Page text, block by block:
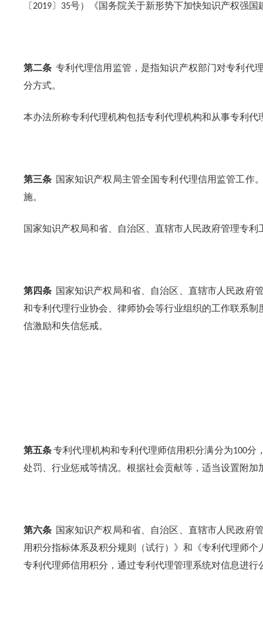
〔2019〕 35号）《国务院关于新形势下加快知识产权强国
第二条 专利代理信用监管，是指知识产权部门对专利代
分方式。
本办法所称专利代理机构包括专利代理机构和从事专利代
第三条 国家知识产权局主管全国专利代理信用监管工作
施。
国家知识产权局和省、自治区、直辖市人民政府管理专
第四条 国家知识产权局和省、自治区、直辖市人民政府
和专利代理行业协会、律师协会等行业组织的工作联系
信激励和失信惩戒。
第五条专利代理机构和专利代理师信用积分满分为100分
处罚、行业惩戒等情况。根据社会贡献等，适当设置附加
第六条 国家知识产权局和省、自治区、直辖市人民政府
用积分指标体系及积分规则（试行）》和《专利代理师
专利代理师信用积分，通过专利代理管理系统对信息进行